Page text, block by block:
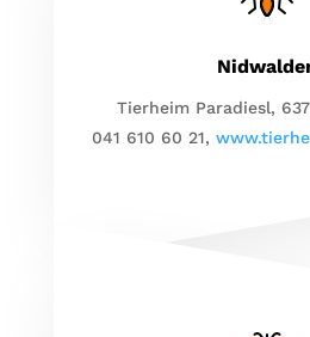
Tierheim Paradiesl,
041 610 60 21,